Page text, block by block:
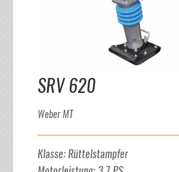
SRV 620
Weber MT
Klasse: Rüttelstampfer